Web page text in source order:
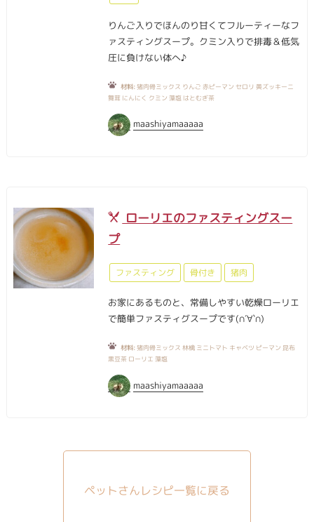
りんご入りでほんのり甘くてフルーティーなフ
ァスティングスープ。クミン入りで排毒＆低気
圧に負けない体へ♪
材料:猪肉骨ミックス りんご 赤ピーマン セロリ 黄ズッキーニ
舞茸 にんにく クミン 藻塩 はとむぎ茶
maashiyamaaaaa
ローリエのファスティングスー
プ
ファスティング 骨付き 猪肉
お家にあるものと、常備しやすい乾燥ローリエ
で簡単ファスティグスープです(∩´∀`∩)
材料:猪肉骨ミックス 林檎 ミニトマト キャベツ ピーマン 昆布
黒豆茶 ローリエ 藻塩
maashiyamaaaaa
ペットさんレシピ一覧に戻る